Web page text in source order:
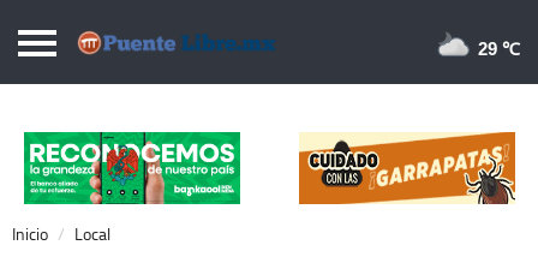
Puentelibre.mx
Local
Nacional
Opinión
29 ℃
Inicio Local